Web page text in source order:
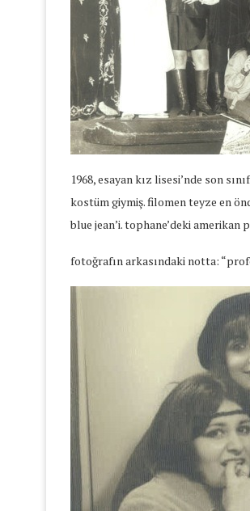
1968, esayan kız lisesi’nde son
kostüm giymiş. filomen teyze en
blue jean’i. tophane’deki amerikan
fotoğrafın arkasındaki notta: